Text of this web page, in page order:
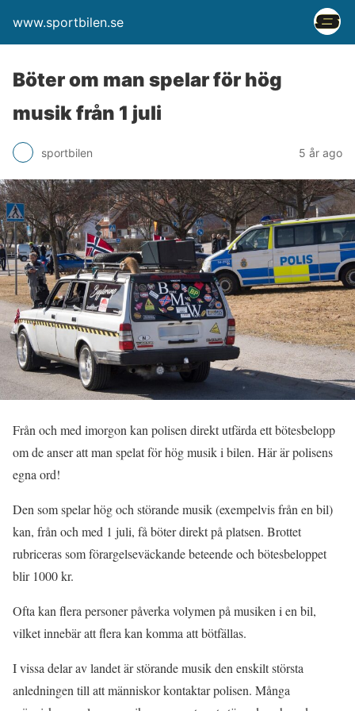
www.sportbilen.se
Böter om man spelar för hög
musik från 1 juli
sportbilen 5 år ago
Från och med imorgon kan polisen direkt utfärda ett bötesbelopp
om de anser att man spelat för hög musik i bilen. Här är polisens
egna ord!
Den som spelar hög och störande musik (exempelvis från en bil)
kan, från och med 1 juli, få böter direkt på platsen. Brottet
rubriceras som förargelseväckande beteende och bötesbeloppet
blir 1000 kr.
Ofta kan flera personer påverka volymen på musiken i en bil,
vilket innebär att flera kan komma att bötfällas.
I vissa delar av landet är störande musik den enskilt största
anledningen till att människor kontaktar polisen. Många